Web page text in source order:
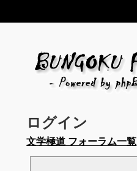
ログイン
文学極道 フォーラム一覧